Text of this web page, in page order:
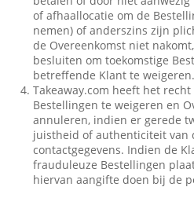
of afhaallocatie om de
nemen) of anderszins zijn
de Overeenkomst niet
besluiten om toekomstige
betreffende Klant te weigeren.
Takeaway.com heeft het
Bestellingen te weigeren en
annuleren, indien er gerede
juistheid of authenticiteit van
contactgegevens. Indien de
frauduleuze Bestellingen
hiervan aangifte doen bij de